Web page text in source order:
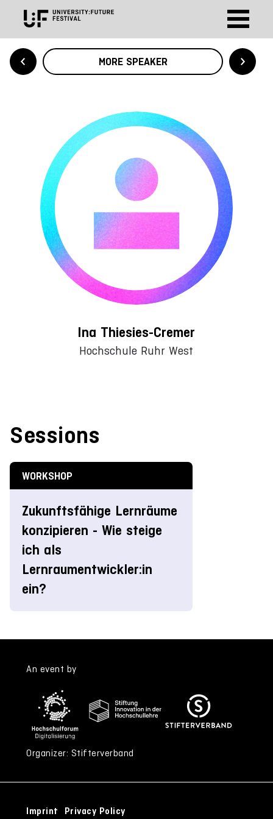
MORE SPEAKER
Ina Thiesies-Cremer
Hochschule Ruhr West
Sessions
WORKSHOP
Zukunftsfähige Lernräume
konzipieren - Wie steige
ich als
Lernraumentwickler:in
ein?
An event by
Organizer: Stifterverband
Imprint Privacy Policy